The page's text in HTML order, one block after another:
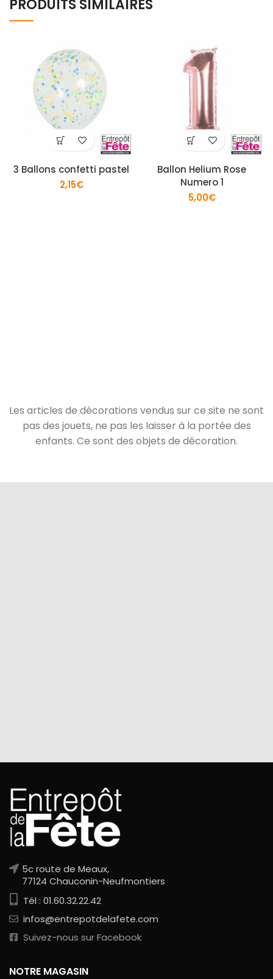
PRODUITS SIMILAIRES
3 Ballons confetti pastel
2,15€
Ballon Helium Rose
Numero 1
5,00€
Les articles de décorations vendus sur ce site ne sont
pas des jouets, ne pas les laisser à la portée des
enfants. Ce sont des objets de décoration.
5c route de Meaux,
77124 Chauconin-Neufmontiers
Tél : 01.60.32.22.42
infos@entrepotdelafete.com
Suivez-nous sur Facebook
NOTRE MAGASIN